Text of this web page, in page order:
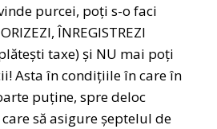
purcei, poți s-o faci
ÎNREGISTREZI
plătești taxe) și NU mai poți
Asta în condițiile în care în
puține, spre deloc
să asigure șeptelul de